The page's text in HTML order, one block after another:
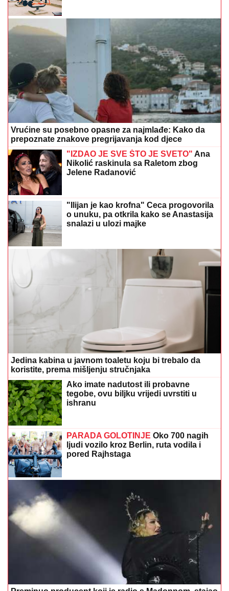
Vrućine su posebno opasne za najmlađe: Kako da
prepoznate znakove pregrijavanja kod djece
"IZDAO JE SVE ŠTO JE SVETO"Ana
Nikolić raskinula sa Raletom zbog
Jelene Radanović
"Ilijan je kao krofna" Ceca progovorila
o unuku, pa otkrila kako se Anastasija
snalazi u ulozi majke
Jedina kabina u javnom toaletu koju bi trebalo da
koristite, prema mišljenju stručnjaka
Ako imate nadutost ili probavne
tegobe, ovu biljku vrijedi uvrstiti u
ishranu
PARADA GOLOTINJE Oko 700 nagih
ljudi vozilo kroz Berlin, ruta vodila i
pored Rajhstaga
Preminuo producent koji je radio s Madonnom, stajao
je iza nekih od njenih najvećih hitova
Vježbe za lijepe i zategnute noge: Ovo
radite nekoliko minuta i imaćete listove
kao gazela